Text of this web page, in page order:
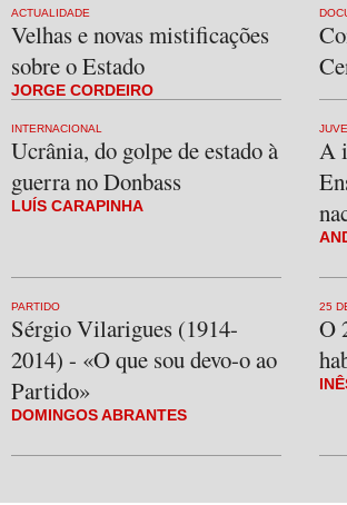
ACTUALIDADE
Velhas e novas mistificações
sobre o Estado
JORGE CORDEIRO
INTERNACIONAL
Ucrânia, do golpe de estado à
guerra no Donbass
LUÍS CARAPINHA
A
PARTIDO
Sérgio Vilarigues (1914-
2014) - «O que sou devo-o ao
Partido»
DOMINGOS ABRANTES
25
O